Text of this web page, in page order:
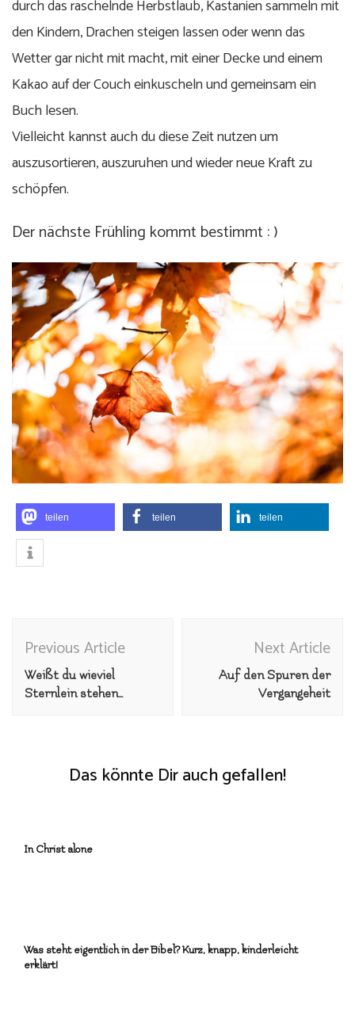
durch das raschelnde Herbstlaub, Kastanien sammeln mit
den Kindern, Drachen steigen lassen oder wenn das
Wetter gar nicht mit macht, mit einer Decke und einem
Kakao auf der Couch einkuscheln und gemeinsam ein
Buch lesen.
Vielleicht kannst auch du diese Zeit nutzen um
auszusortieren, auszuruhen und wieder neue Kraft zu
schöpfen.
Der nächste Frühling kommt bestimmt : )
teilen teilen teilen
Navigation
Previous Article
Weißt du wieviel
Sternlein stehen…
Next Article
Auf den Spuren der
Vergangeheit
Das könnte Dir auch gefallen!
In Christ alone
Was steht eigentlich in der Bibel? Kurz, knapp, kinderleicht
erklärt!